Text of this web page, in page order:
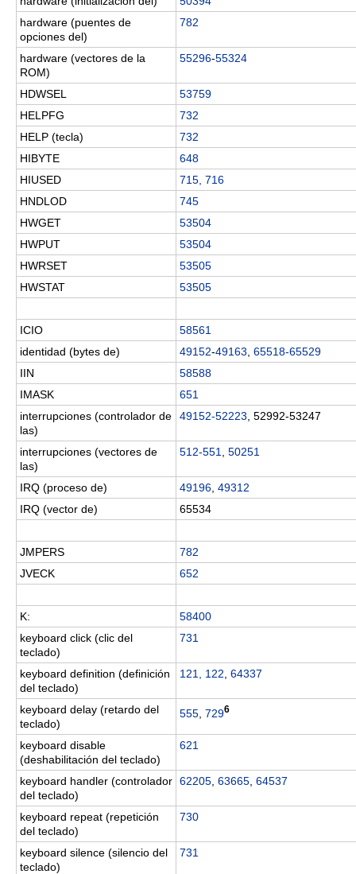
hardware (puentes de
opciones del)
782
hardware (vectores de la
ROM)
55296-55324
HDWSEL
53759
HELPFG
732
HELP (tecla)
732
HIBYTE
648
HIUSED
715, 716
HNDLOD
745
HWGET
53504
HWPUT
53504
HWRSET
53505
HWSTAT
53505
ICIO
58561
identidad (bytes de)
49152-49163 65518-65529
IIN
58588
IMASK
651
interrupciones (controlador de
las)
49152-52223 , 52992-53247
interrupciones (vectores de
las)
512-551 50251
IRQ (proceso de) 49196 49312
IRQ (vector de)
65534
JMPERS
782
JVECK
652
K:
58400
keyboard click (clic del
teclado)
731
keyboard definition (definición
del teclado)
121, 122 64337
keyboard delay (retardo del
teclado)
555 7296
keyboard disable
(deshabilitación del teclado)
621
keyboard handler (controlador
del teclado)
62205 63665 64537
keyboard repeat (repetición
del teclado)
730
keyboard silence (silencio del
teclado)
731